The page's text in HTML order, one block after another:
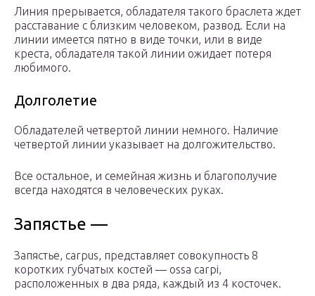
Линия прерывается, обладателя такого браслета ждет
расставание с близким человеком, развод. Если на
линии имеется пятно в виде точки, или в виде
креста, обладателя такой линии ожидает потеря
любимого.
Долголетие
Обладателей четвертой линии немного. Наличие
четвертой линии указывает на долгожительство.
Все остальное, и семейная жизнь и благополучие
всегда находятся в человеческих руках.
Запястье —
Запястье, carpus, представляет совокупность 8
коротких губчатых костей — ossa carpi,
расположенных в два ряда, каждый из 4 косточек.